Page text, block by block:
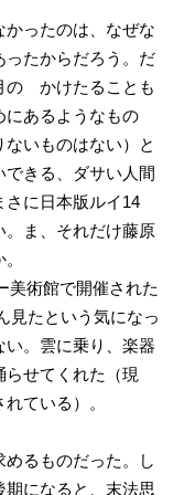
ったのは、なぜな
ったからだろう。だ
の かけたることも
にあるようなもの
いものはない）と
きる、ダサい人間
さに日本版ルイ14
。ま、それだけ藤原
美術館で開催された
見たという気になっ
。雲に乗り、楽器
せてくれた（現
ている）。
るものだった。し
になると、末法思